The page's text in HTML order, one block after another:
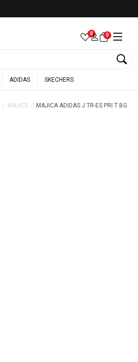
0 0
ADIDAS SKECHERS
MAJICE MAJICA ADIDAS J TR-ES PRI T BG